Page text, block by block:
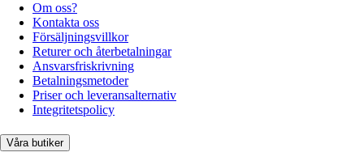
Om oss?
Kontakta oss
Försäljningsvillkor
Returer och återbetalningar
Ansvarsfriskrivning
Betalningsmetoder
Priser och leveransalternativ
Integritetspolicy
Våra butiker